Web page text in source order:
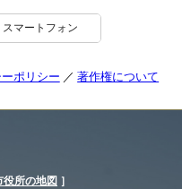
スマートフォン
ポリシー 著作権について
役所の地図 ］